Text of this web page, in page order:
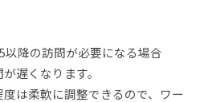
降の訪問が必要になる場合
遅くなります。
は柔軟に調整できるので、ワー